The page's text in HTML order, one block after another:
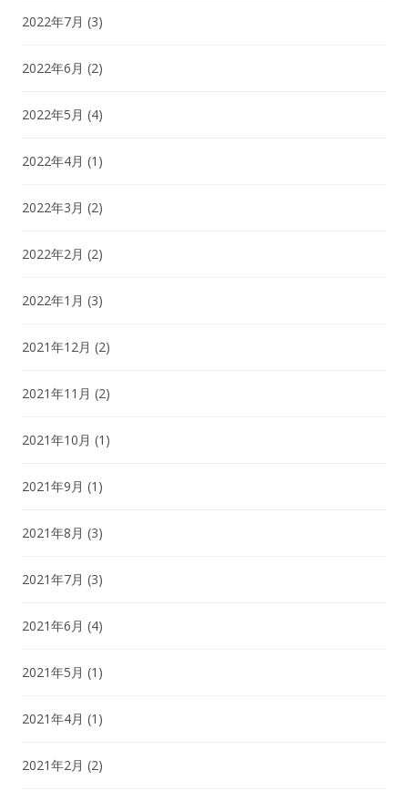
2022年7月 (3)
2022年6月 (2)
2022年5月 (4)
2022年4月 (1)
2022年3月 (2)
2022年2月 (2)
2022年1月 (3)
2021年12月 (2)
2021年11月 (2)
2021年10月 (1)
2021年9月 (1)
2021年8月 (3)
2021年7月 (3)
2021年6月 (4)
2021年5月 (1)
2021年4月 (1)
2021年2月 (2)